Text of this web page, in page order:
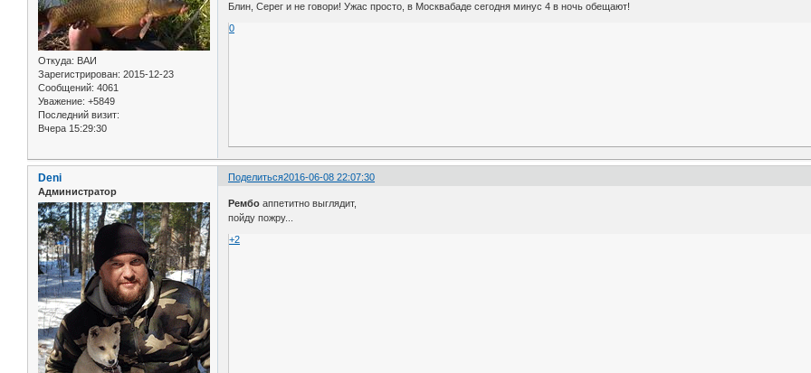
Откуда: ВАИ
Зарегистрирован: 2015-12-23
Сообщений: 4061
Уважение: +5849
Последний визит:
Вчера 15:29:30
Блин, Серег и не говори! Ужас просто, в Москвабаде сегодня минус 4 в ночь обещают!
0
Поделиться2016-06-08 22:07:30
Deni
Администратор
Рембо аппетитно выглядит,
пойду пожру...
+2